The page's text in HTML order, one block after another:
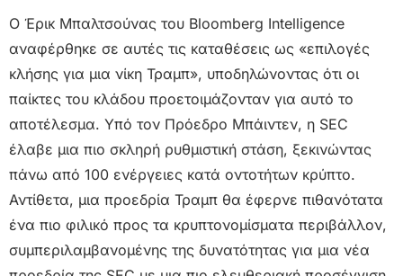
Ο Έρικ Μπαλτσούνας του Bloomberg Intelligence
αναφέρθηκε σε αυτές τις καταθέσεις ως «επιλογές
κλήσης για μια νίκη Τραμπ», υποδηλώνοντας ότι οι
παίκτες του κλάδου προετοιμάζονταν για αυτό το
αποτέλεσμα. Υπό τον Πρόεδρο Μπάιντεν, η SEC
έλαβε μια πιο σκληρή ρυθμιστική στάση, ξεκινώντας
πάνω από 100 ενέργειες κατά οντοτήτων κρύπτο.
Αντίθετα, μια προεδρία Τραμπ θα έφερνε πιθανότατα
ένα πιο φιλικό προς τα κρυπτονομίσματα περιβάλλον,
συμπεριλαμβανομένης της δυνατότητας για μια νέα